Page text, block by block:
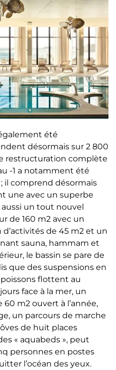
été
désormais sur 2 800
restructuration complète
-1 a notamment été
il comprend désormais
une avec un superbe
un tout nouvel
de 160 m2 avec un
de 45 m2 et un
sauna, hammam et
le bassin se pare de
que des suspensions en
flottent au
face à la mer, un
m2 ouvert à l’année,
un parcours de marche
de huit places
« aquabeds », peut
personnes en postes
l’océan des yeux.